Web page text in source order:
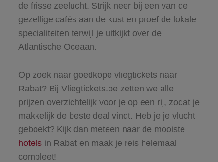
de frisse zeelucht. Strijk neer bij een van de
gezellige cafés aan de kust en proef de lokale
specialiteiten terwijl je uitkijkt over de
Atlantische Oceaan.
Op zoek naar goedkope vliegtickets naar
Rabat? Bij Vliegtickets.be zetten we alle
prijzen overzichtelijk voor je op een rij, zodat je
makkelijk de beste deal vindt. Heb je je vlucht
geboekt? Kijk dan meteen naar de mooiste
hotelsin Rabat en maak je reis helemaal
compleet!